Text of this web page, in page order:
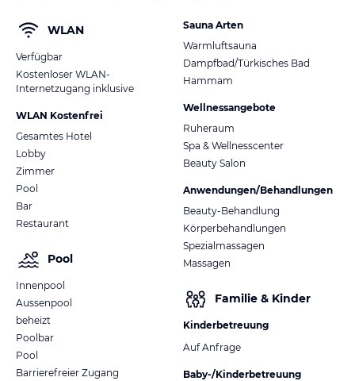
WLAN
Verfügbar
Kostenloser WLAN-
Internetzugang inklusive
WLAN Kostenfrei
Gesamtes Hotel
Lobby
Zimmer
Pool
Bar
Restaurant
Pool
Innenpool
Aussenpool
beheizt
Poolbar
Pool
Barrierefreier Zugang
Sauna Arten
Warmluftsauna
Dampfbad/Türkisches Bad
Hammam
Wellnessangebote
Ruheraum
Spa & Wellnesscenter
Beauty Salon
Anwendungen/Behandlungen
Beauty-Behandlung
Körperbehandlungen
Spezialmassagen
Massagen
Familie & Kinder
Kinderbetreuung
Auf Anfrage
Baby-/Kinderbetreuung